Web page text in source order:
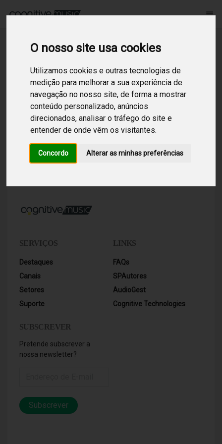
O nosso site usa cookies
Utilizamos cookies e outras tecnologias de
medição para melhorar a sua experiência de
navegação no nosso site, de forma a mostrar
conteúdo personalizado, anúncios
direcionados, analisar o tráfego do site e
entender de onde vêm os visitantes.
Concordo Alterar as minhas preferências
menu
Procurar
Sem resultados!Não foram encontrados resultados para
surf! Tente pesquisar por outros termos.
SERVIÇOS
Destaques
Canais
Setores
Suporte
LINKS
FAQs
SPAutores
AudioGest
Cognitive Technologies
SUBSCREVER
Pretende subscrever a
nossa newsletter?
Subscrever